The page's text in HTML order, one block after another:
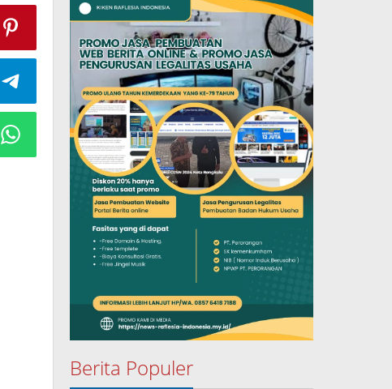
Berita Populer